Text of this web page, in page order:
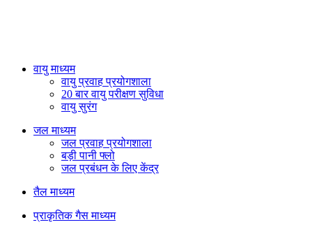
वायु माध्यम
वायु प्रवाह प्रयोगशाला
20 बार वायु परीक्षण सुविधा
वायु सुरंग
जल माध्यम
जल प्रवाह प्रयोगशाला
बड़ी पानी फ्लो
जल प्रबंधन के लिए केंद्र
तैल माध्यम
प्राकृतिक गैस माध्यम